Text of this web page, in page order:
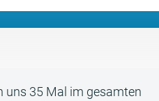
uns 35 Mal im gesamten